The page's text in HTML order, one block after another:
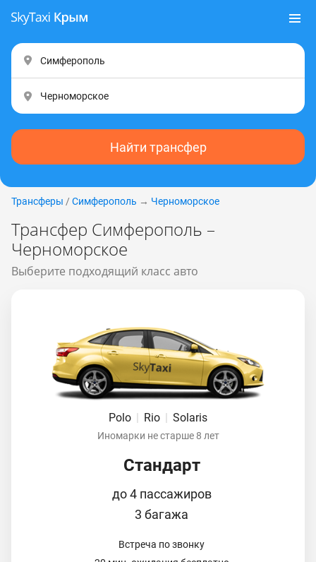
Найти трансфер
Трансферы / Симферополь → Черноморское
Трансфер Симферополь –
Черноморское
Выберите подходящий класс авто
Polo | Rio | Solaris
Иномарки не старше 8 лет
Стандарт
до 4 пассажиров
3 багажа
Встреча по звонку